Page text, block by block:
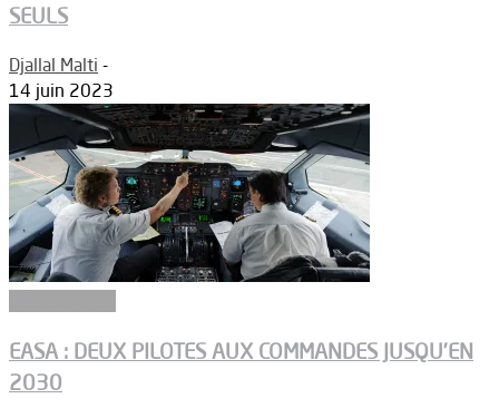
SEULS
Djallal Malti -
14 juin 2023
EASA : DEUX PILOTES AUX COMMANDES JUSQU’EN
2030